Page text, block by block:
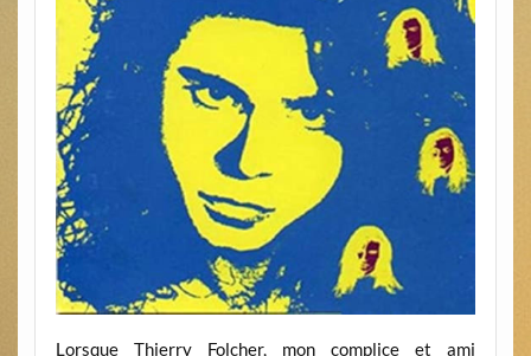
Lorsque Thierry Folcher, mon complice et ami